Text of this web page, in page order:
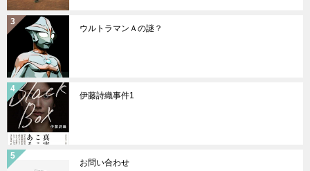
ウルトラマンＡの謎？
伊藤詩織事件1
お問い合わせ